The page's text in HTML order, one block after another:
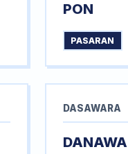
PON
PASARAN
DASAWARA
DANAWA